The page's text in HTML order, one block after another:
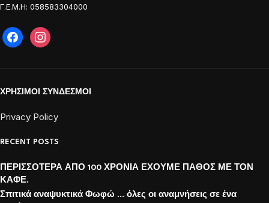
Γ.Ε.Μ.Η: 058583304000
ΧΡΗΣΙΜΟΙ ΣΥΝΔΕΣΜΟΙ
Privacy Policy
RECENT POSTS
ΠΕΡΙΣΣΟΤΕΡΑ ΑΠΟ 100 ΧΡΟΝΙΑ ΕΧΟΥΜΕ ΠΑΘΟΣ ΜΕ ΤΟΝ
ΚΑΦΕ.
Σπιτικά αναψυκτικά Φωφώ … όλες οι αναμνήσεις σε ένα